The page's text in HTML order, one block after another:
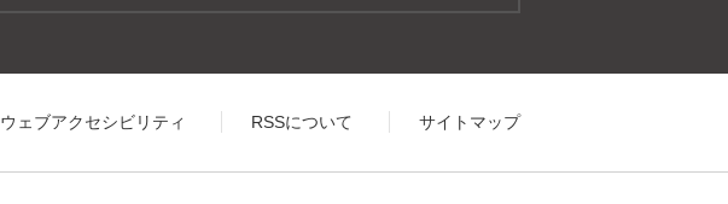
ウェブアクセシビリティ RSSについて サイトマップ